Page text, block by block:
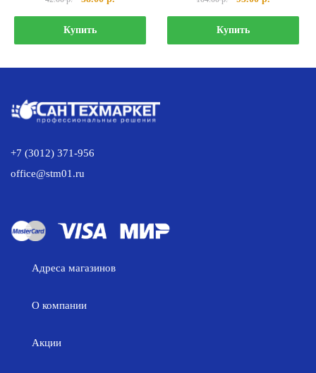
цена
составляла
42.00 р..
цена:
Купить
цена
составляла
104.00 р..
цена:
Купить
+7 (3012) 371-956
office@stm01.ru
Адреса магазинов
О компании
Акции